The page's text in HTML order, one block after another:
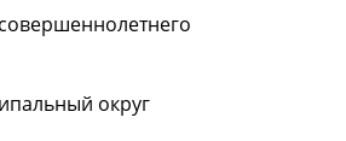
округ